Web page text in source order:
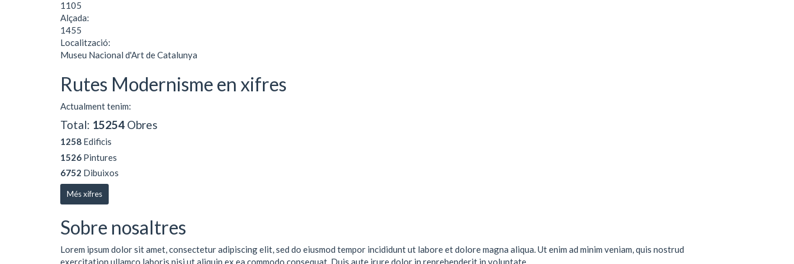
1105
Alçada:
1455
Localització:
Museu Nacional d'Art de Catalunya
Rutes Modernisme en xifres
Actualment tenim:
Total: 15254 Obres
1258 Edificis
1526 Pintures
6752 Dibuixos
Més xifres
Sobre nosaltres
Lorem ipsum dolor sit amet, consectetur adipiscing elit, sed do eiusmod tempor incididunt ut labore et dolore magna aliqua. Ut enim ad minim veniam, quis nostrud
exercitation ullamco laboris nisi ut aliquip ex ea commodo consequat. Duis aute irure dolor in reprehenderit in voluptate ...